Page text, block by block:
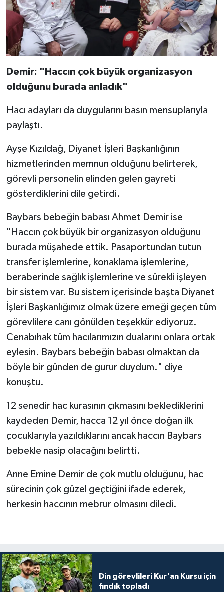
Demir: "Haccın çok büyük organizasyon
olduğunu burada anladık"
Hacı adayları da duygularını basın mensuplarıyla
paylaştı.
Ayşe Kızıldağ, Diyanet İşleri Başkanlığının
hizmetlerinden memnun olduğunu belirterek,
görevli personelin elinden gelen gayreti
gösterdiklerini dile getirdi.
Baybars bebeğin babası Ahmet Demir ise
"Haccın çok büyük bir organizasyon olduğunu
burada müşahede ettik. Pasaportundan tutun
transfer işlemlerine, konaklama işlemlerine,
beraberinde sağlık işlemlerine ve sürekli işleyen
bir sistem var. Bu sistem içerisinde başta Diyanet
İşleri Başkanlığımız olmak üzere emeği geçen tüm
görevlilere canı gönülden teşekkür ediyoruz.
Cenabıhak tüm hacılarımızın dualarını onlara ortak
eylesin. Baybars bebeğin babası olmaktan da
böyle bir günden de gurur duydum." diye
konuştu.
12 senedir hac kurasının çıkmasını beklediklerini
kaydeden Demir, hacca 12 yıl önce doğan ilk
çocuklarıyla yazıldıklarını ancak haccın Baybars
bebekle nasip olacağını belirtti.
Anne Emine Demir de çok mutlu olduğunu, hac
sürecinin çok güzel geçtiğini ifade ederek,
herkesin haccının mebrur olmasını diledi.
Din görevlileri Kur'an Kursu için
fındık topladı
Iğdır Müftülüğü
Isparta Müftülüğü
İstanbul Müftülüğü
İzmir Müftülüğü
Kahramanmaraş Müftülüğü
Karabük Müftülüğü
Karaman Müftülüğü
Kars Müftülüğü
Kayseri Müftülüğü
Kilis Müftülüğü
Kırklareli Müftülüğü
Kırşehir Müftülüğü
Kocaeli Müftülüğü
Konya Müftülüğü
Malatya Müftülüğü
Mardin Müftülüğü
Muş Müftülüğü